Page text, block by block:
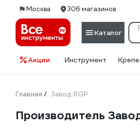
Москва 306 магазинов
Каталог
Акции Инструмент
Главная / Завод RGP
Производитель